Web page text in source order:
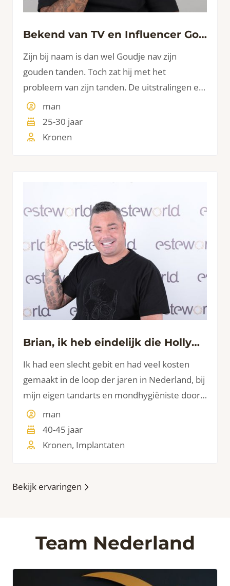
Bekend van TV en Influencer Goudtje
Zijn bij naam is dan wel Goudje nav zijn
gouden tanden. Toch zat hij met het
probleem van zijn tanden. De uitstralingen en
ongemakken met eten zorgden ervoor dat hij
graag wat aan zijn tanden liet doen. Een mooi
voorbeeld van wat een mooie set tanden doet
man
25-30 jaar
Kronen
Brian, ik heb eindelijk die Hollywood Smile
Ik had een slecht gebit en had veel kosten
gemaakt in de loop der jaren in Nederland, bij
mijn eigen tandarts en mondhygiëniste door
jarenlange behandelingen, problemen met
tanden door medicatie gebruik, en wat
behoorlijk in de papieren is gelopen.
man
40-45 jaar
Kronen, Implantaten
Bekijk ervaringen
Team Nederland